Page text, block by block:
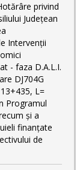
privind
Județean
Intervenții
- faza D.A.L.I.
DJ704G
L=
Programul
și a
finanțate
de